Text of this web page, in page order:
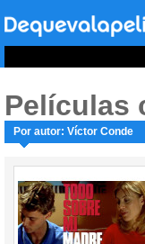
Películas
Por autor: Víctor Conde